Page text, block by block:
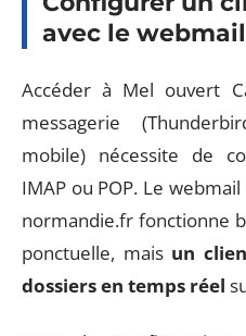
avec le
Accéder à Mel ouvert
messagerie
mobile) nécessite de
IMAP ou POP. Le
normandie.fr fonctionne
ponctuelle, mais un
dossiers en temps réel